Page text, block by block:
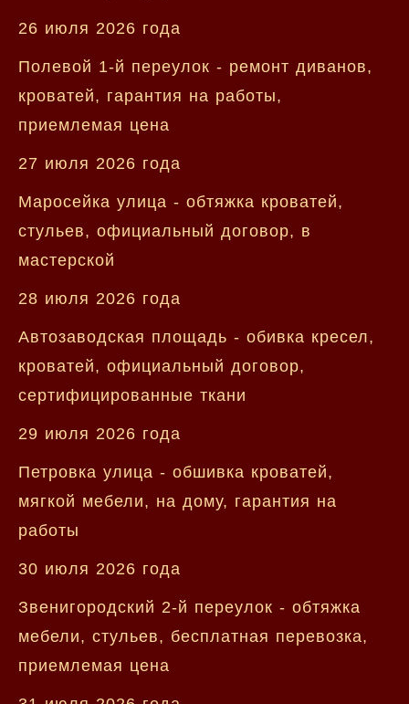
26 июля 2026 года
Полевой 1-й переулок - ремонт диванов,
кроватей, гарантия на работы,
приемлемая цена
27 июля 2026 года
Маросейка улица - обтяжка кроватей,
стульев, официальный договор, в
мастерской
28 июля 2026 года
Автозаводская площадь - обивка кресел,
кроватей, официальный договор,
сертифицированные ткани
29 июля 2026 года
Петровка улица - обшивка кроватей,
мягкой мебели, на дому, гарантия на
работы
30 июля 2026 года
Звенигородский 2-й переулок - обтяжка
мебели, стульев, бесплатная перевозка,
приемлемая цена